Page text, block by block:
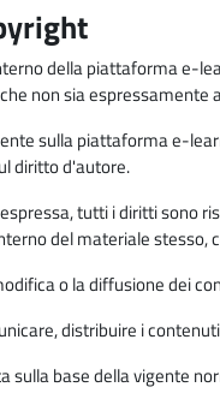
della piattaforma e-
non sia
sulla piattaforma e-
diritto d'autore.
tutti i diritti sono
del materiale stesso,
o la diffusione dei
distribuire i
sulla base della vigente